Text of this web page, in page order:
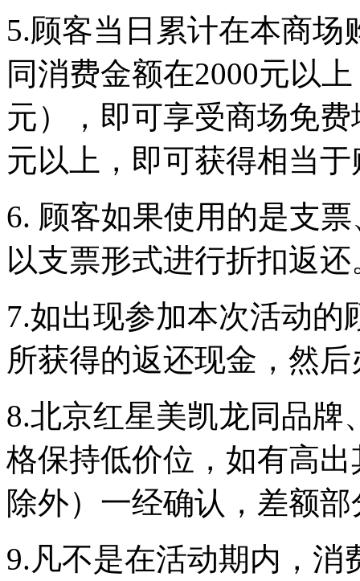
5.顾客当日累计在本商
同消费金额在2000元以
元），即可享受商场免
元以上，即可获得相当
6. 顾客如果使用的是支
以支票形式进行折扣返还
7.如出现参加本次活动
所获得的返还现金，然
8.北京红星美凯龙同品
格保持低价位，如有高
除外）一经确认，差额
9.凡不是在活动期内，